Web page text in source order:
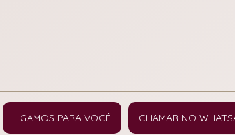
LIGAMOS PARA VOCÊ CHAMAR NO